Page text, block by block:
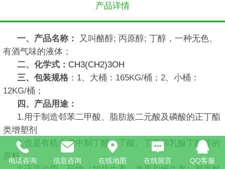
产品详情
一、产品名称：
又叫酪醇; 丙原醇; 丁醇，一种无色、
有酒气味的液体；
二、化学式： CH3(CH2)3OH
三、包装规格：1、大桶：165KG/桶；2、小桶：
12KG/桶；
四、产品用途：
1.用于制造邻苯二甲酸、脂肪族二元酸及磷酸的正丁酯
类增塑剂
2.也是有机合成中制丁醛、丁酸、丁胺和乳酸丁酯等的
原料。
电话咨询 信息咨询 在线地图 在线留言 QQ客服